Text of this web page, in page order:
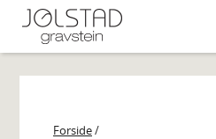
content
Forside/